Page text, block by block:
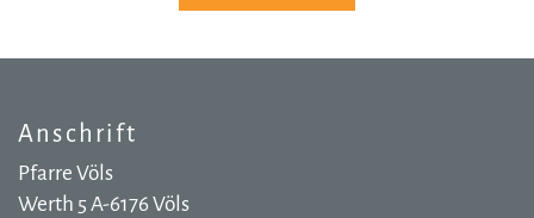
Anschrift
Pfarre Völs
Werth 5 A-6176 Völs